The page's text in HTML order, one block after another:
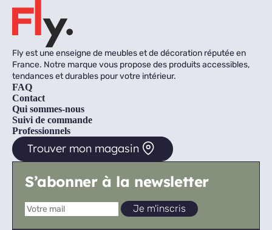
Fly est une enseigne de meubles et de décoration réputée en
France. Notre marque vous propose des produits accessibles,
tendances et durables pour votre intérieur.
FAQ
Contact
Qui sommes-nous
Suivi de commande
Professionnels
Trouver mon magasin
S’abonner à la newsletter